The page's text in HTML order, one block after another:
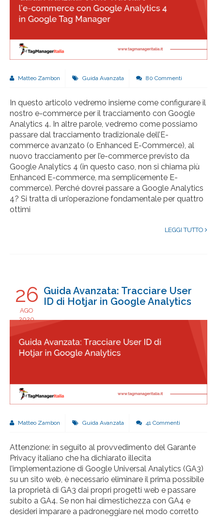
Matteo Zambon Guida Avanzata 80 Commenti
In questo articolo vedremo insieme come configurare il
nostro e-commerce per il tracciamento con Google
Analytics 4. In altre parole, vedremo come possiamo
passare dal tracciamento tradizionale dell’E-
commerce avanzato (o Enhanced E-Commerce), al
nuovo tracciamento per l’e-commerce previsto da
Google Analytics 4 (in questo caso, non si chiama più
Enhanced E-commerce, ma semplicemente E-
commerce). Perché dovrei passare a Google Analytics
4? Si tratta di un’operazione fondamentale per quattro
ottimi
LEGGI TUTTO
26
AGO
2020
Guida Avanzata: Tracciare User
ID di Hotjar in Google Analytics
Matteo Zambon Guida Avanzata 41 Commenti
Attenzione: in seguito al provvedimento del Garante
Privacy italiano che ha dichiarato illecita
l’implementazione di Google Universal Analytics (GA3)
su un sito web, è necessario eliminare il prima possibile
la proprietà di GA3 dai propri progetti web e passare
subito a GA4. Se non hai dimestichezza con GA4 e
desideri imparare a padroneggiare nel modo corretto